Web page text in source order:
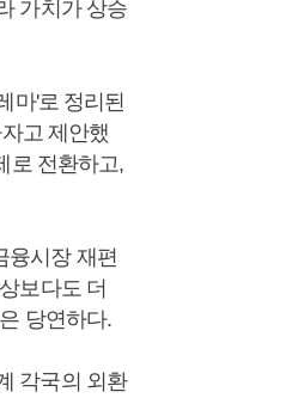
가치가 상승
마'로 정리된
고 제안했
로 전환하고,
융시장 재편
보다도 더
당연하다.
각국의 외환